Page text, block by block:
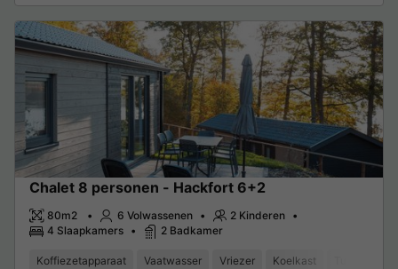
Chalet 8 personen - Hackfort 6+2
80m2 6 Volwassenen
2 Kinderen
4 Slaapkamers
2 Badkamer
Koffiezetapparaat Vaatwasser Vriezer Koelkast